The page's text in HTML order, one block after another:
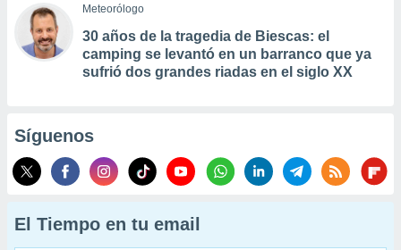
Meteorólogo
30 años de la tragedia de Biescas: el
camping se levantó en un barranco que ya
sufrió dos grandes riadas en el siglo XX
Síguenos
El Tiempo en tu email